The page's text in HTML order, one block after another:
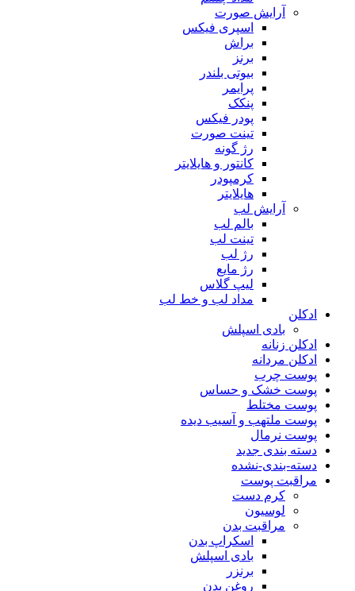
آرایش صورت
اسپری فیکس
براش
برنز
بیوتی بلندر
پرایمر
پنکک
پودر فیکس
تینت صورت
رژ گونه
کانتور و هایلایتر
کرمپودر
هایلایتر
آرایش لب
بالم لب
تینت لب
رژ لب
رژ مایع
لیپ گلاس
مداد لب و خط لب
ادکلن
بادی اسپلش
ادکلن زنانه
ادکلن مردانه
پوست چرب
پوست خشک و حساس
پوست مختلط
پوست ملتهب و آسیب دیده
پوست نرمال
دسته بندی جدید
دسته-بندی-نشده
مراقبت پوست
کرم دست
لوسیون
مراقبت بدن
اسکراپ بدن
بادی اسپلش
برنزر
روغن بدن